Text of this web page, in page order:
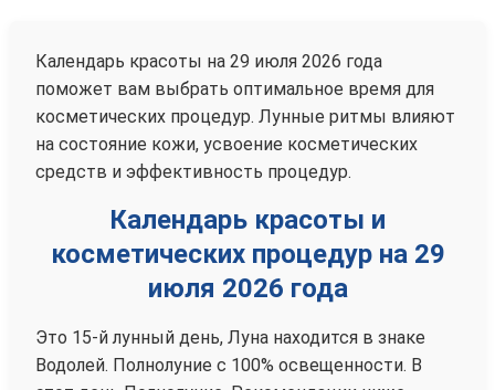
Календарь красоты на 29 июля 2026 года
поможет вам выбрать оптимальное время для
косметических процедур. Лунные ритмы влияют
на состояние кожи, усвоение косметических
средств и эффективность процедур.
Календарь красоты и
косметических процедур на 29
июля 2026 года
Это 15-й лунный день, Луна находится в знаке
Водолей. Полнолуние с 100% освещенности. В